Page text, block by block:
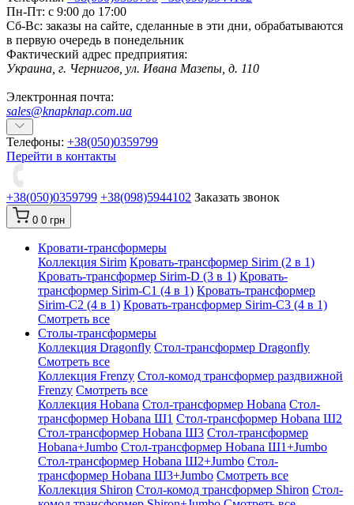
Пн-Пт: с 9:00 до 17:00
Сб-Вс: заказы на сайте, сделанные в эти дни, обрабатываются
в первую очередь в понедельник
Фактический адрес предприятия:
Украина, г. Чернигов, ул. Ивана Мазепы, д. 110
Электронная почта:
sales@knapknap.com.ua
Телефоны: +38(050)0359799
Перейти в контакты
+38(050)0359799 +38(098)5944102 Заказать звонок
0 0 грн
Кровати-трансформеры
Коллекция Sirim Кровать-трансформер Sirim (2 в 1)
Кровать-трансформер Sirim-D (3 в 1) Кровать-
трансформер Sirim-C1 (4 в 1) Кровать-трансформер
Sirim-C2 (4 в 1) Кровать-трансформер Sirim-C3 (4 в 1)
Смотреть все
Cтолы-трансформеры
Коллекция Dragonfly Стол-трансформер Dragonfly
Смотреть все
Коллекция Frenzy Стол-комод трансформер раздвижной
Frenzy Смотреть все
Коллекция Hobana Стол-трансформер Hobana Стол-
трансформер Hobana Ш1 Стол-трансформер Hobana Ш2
Стол-трансформер Hobana Ш3 Стол-трансформер
Hobana+Jumbo Стол-трансформер Hobana Ш1+Jumbo
Стол-трансформер Hobana Ш2+Jumbo Стол-
трансформер Hobana Ш3+Jumbo Смотреть все
Коллекция Shiron Стол-комод трансформер Shiron Стол-